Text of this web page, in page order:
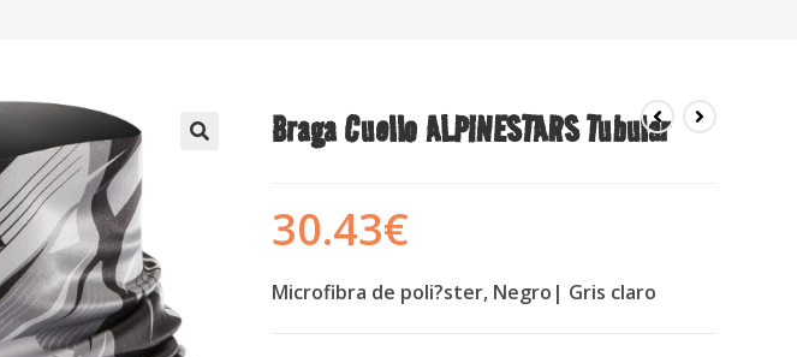
Braga Cuello ALPINESTARS Tubular
30.43€
Microfibra de poli?ster, Negro| Gris claro